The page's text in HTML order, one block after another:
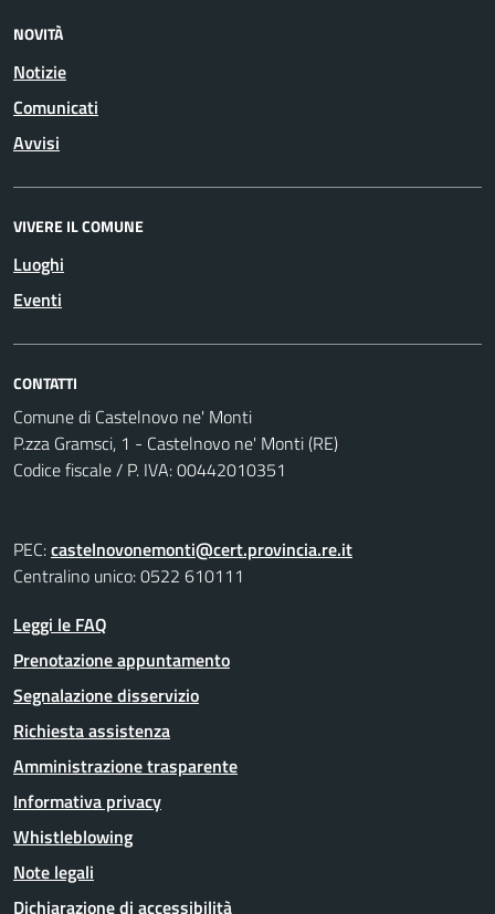
NOVITÀ
Notizie
Comunicati
Avvisi
VIVERE IL COMUNE
Luoghi
Eventi
CONTATTI
Comune di Castelnovo ne' Monti
P.zza Gramsci, 1 - Castelnovo ne' Monti (RE)
Codice fiscale / P. IVA: 00442010351
PEC:castelnovonemonti@cert.provincia.re.it
Centralino unico: 0522 610111
Leggi le FAQ
Prenotazione appuntamento
Segnalazione disservizio
Richiesta assistenza
Amministrazione trasparente
Informativa privacy
Whistleblowing
Note legali
Dichiarazione di accessibilità